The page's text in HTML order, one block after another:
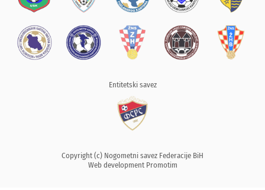
Entitetski savez
Copyright (c) Nogometni savez Federacije BiH
Web development Promotim